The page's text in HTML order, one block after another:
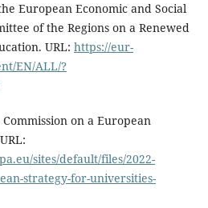
European Economic and Social
of the Regions on a Renewed
URL: https://eur-
EN/ALL/?
on a European
sites/default/files/2022-
strategy-for-universities-